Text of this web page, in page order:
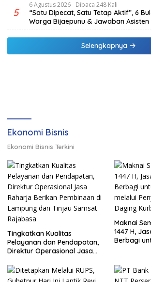
5
6 Agustus 2026 Dibaca 248 Kali
“Satu Dipecat, Satu Tetap Aktif”, 6
Warga Bijaepunu & Jawaban Asisten
pelan, Tapi Pasti.
Selengkapnya
Ekonomi Bisnis
Ekonomi Bisnis Terkini
Tingkatkan Kualitas
Pelayanan dan Pendapatan,
Direktur Operasional Jasa
di Lampung dan Tinjau
Samsat Rajabasa
Maknai
1447 H,
Berbagi untuk